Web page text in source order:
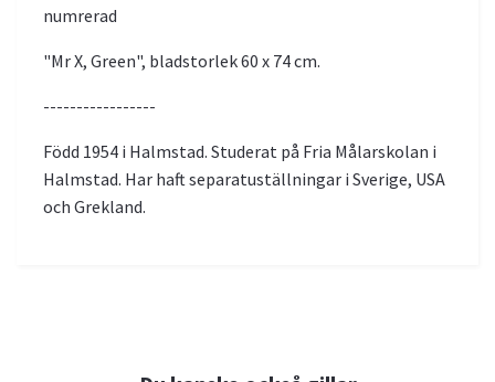
numrerad
"Mr X, Green", bladstorlek 60 x 74 cm.
-----------------
Född 1954 i Halmstad. Studerat på Fria Målarskolan i
Halmstad. Har haft separatuställningar i Sverige, USA
och Grekland.